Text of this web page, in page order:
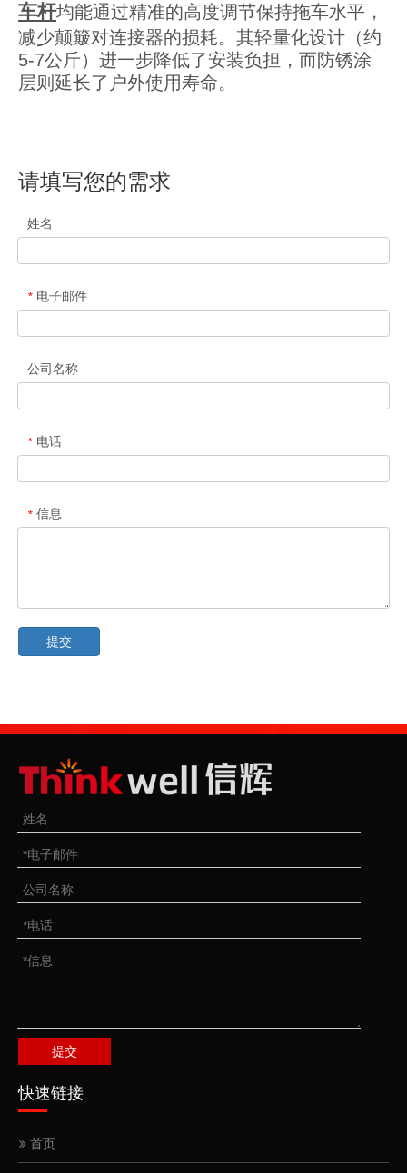
车杆均能通过精准的高度调节保持拖车水平，
减少颠簸对连接器的损耗。其轻量化设计（约
5-7公斤）进一步降低了安装负担，而防锈涂
层则延长了户外使用寿命。
请填写您的需求
姓名
* 电子邮件
公司名称
* 电话
* 信息
提交
提交
快速链接
首页